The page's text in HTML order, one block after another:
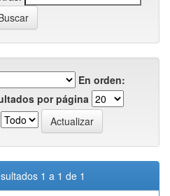
En orden:
por página
1 a 1 de 1